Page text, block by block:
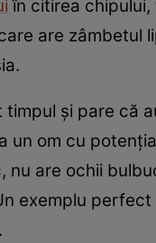
în citirea
are zâmbetul
timpul și pare că
un om cu
nu are ochii
exemplu